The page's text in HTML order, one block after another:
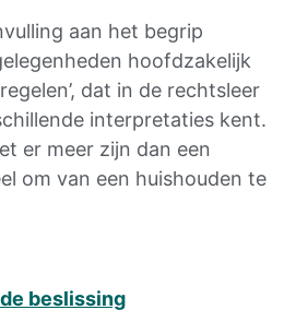
aan het begrip
hoofdzakelijk
dat in de rechtsleer
interpretaties kent.
er meer zijn dan een
om van een huishouden te
beslissing